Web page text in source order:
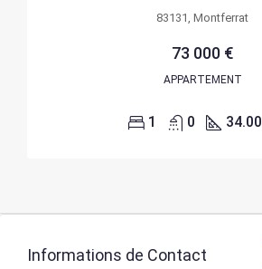
83131, Montferrat
73 000 €
APPARTEMENT
1 0 34.00
Informations de Contact